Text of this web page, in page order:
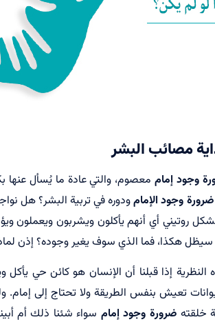
مصائب البشر
وجود إماممعصوم، والتي عادة ما يُسأل عنها
ضرورة وجود الإمامودوره في تربية البشر؟ هل
روتيني أي أنهم يأكلون ويشربون ويعملون
هكذا، فما الذي سوف يغير وجوده؟ إذن
إذا قبلنا أن الإنسان هو كائن حي
تعيش بنفس الطريقة ولا تحتاج إلى إمام.
خلقته ضرورة وجود إمام سواء شئنا ذلك أم